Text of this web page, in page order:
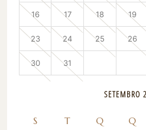
16 17 18 19
23 24 25 26
30 31
SETEMBRO
S T Q Q